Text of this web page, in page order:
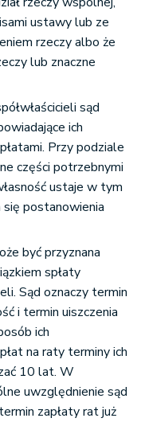
ustawy lub ze
rzeczy albo że
lub znaczne
sąd
ich
Przy podziale
części potrzebnymi
ustaje w tym
się postanowienia
być przyznana
spłaty
Sąd oznaczy termin
i termin uiszczenia
ich
na raty terminy ich
10 lat. W
uwzględnienie sąd
zapłaty rat już